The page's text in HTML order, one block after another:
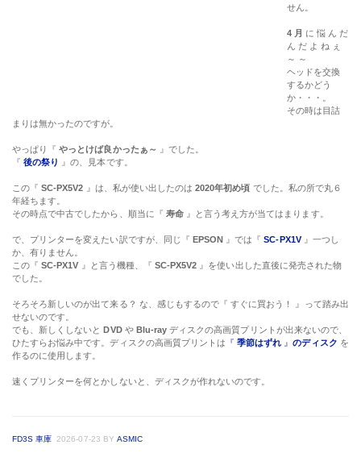
せん。
4 月 に 悩 ん だ
ん だ よ ね ぇ
～ ～
ヘッドを交換
するかどう
か・・・。
その時は目詰
まりは無かったのですが。
やっぱり『やっとけば良かったぁ～
』でした。
『後の祭り 』の、見本です。
この『SC-PX5V2 』は、私が使い出したのは2020年初め頃 でした。私の所で丸６
年経ちます。
その時点で中古でしたから、順当に『 寿命』と言う考え方が当てはまります。
で、プリンターを変えたい訳ですが、同じ『 EPSON 』では『SC-PX1V』一つし
か、有りません。
この『SC-PX1V 』と言う機種、『 SC-PX5V2 』を使い出した直後に発売された物
でした。
そろそろ新しいのが出て来る？ な、感じもするので『 すぐに買おう！ 』って踏み出
せないのです。
でも、新しくしないとDVDや Blu-ray ディスクの高画質プリントが出来ないので、
ひたすらお悩み中です。ディスクの高画質プリントは 『季節はずれ 』のディスク を
作るのに使用します。
速くプリンターを何とかしないと、ディスクが作れないのです。
FD3S 車庫 2026-07-23 BY ASMIC